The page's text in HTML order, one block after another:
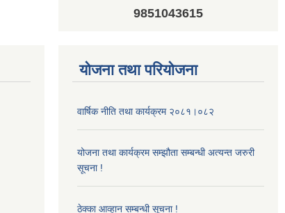
9851043615
योजना तथा परियोजना
वार्षिक नीति तथा कार्यक्रम २०८१।०८२
योजना तथा कार्यक्रम सम्झौता सम्बन्धी अत्यन्त जरुरी
सूचना !
ठेक्का आव्हान सम्बन्धी सूचना !